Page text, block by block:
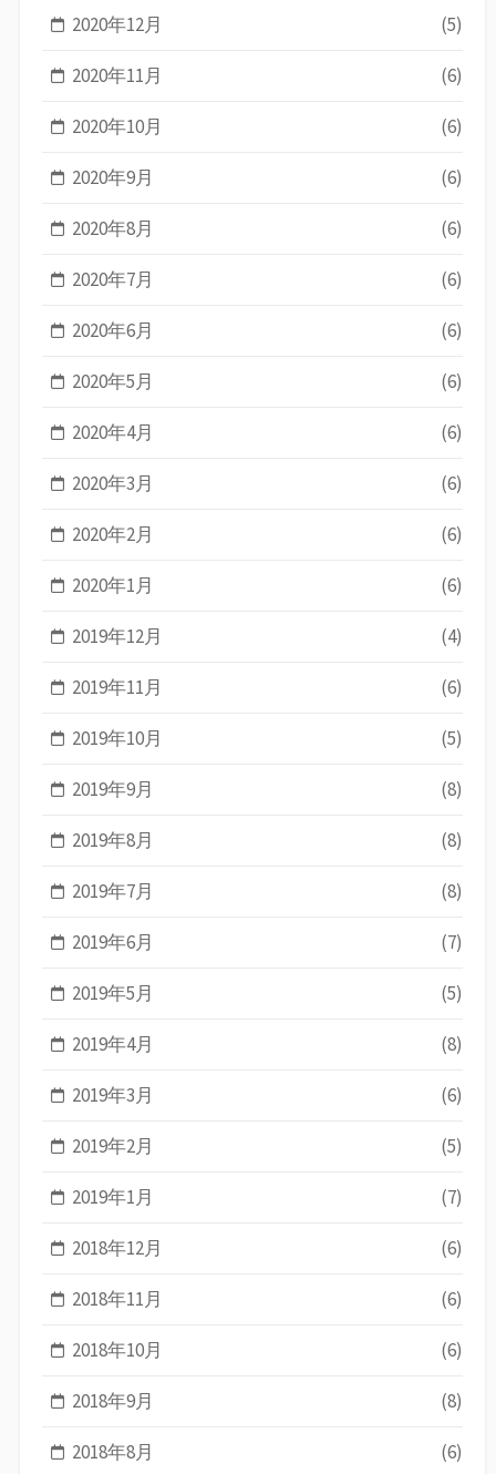
2020年12月 (5)
2020年11月 (6)
2020年10月 (6)
2020年9月 (6)
2020年8月 (6)
2020年7月 (6)
2020年6月 (6)
2020年5月 (6)
2020年4月 (6)
2020年3月 (6)
2020年2月 (6)
2020年1月 (6)
2019年12月 (4)
2019年11月 (6)
2019年10月 (5)
2019年9月 (8)
2019年8月 (8)
2019年7月 (8)
2019年6月 (7)
2019年5月 (5)
2019年4月 (8)
2019年3月 (6)
2019年2月 (5)
2019年1月 (7)
2018年12月 (6)
2018年11月 (6)
2018年10月 (6)
2018年9月 (8)
2018年8月 (6)